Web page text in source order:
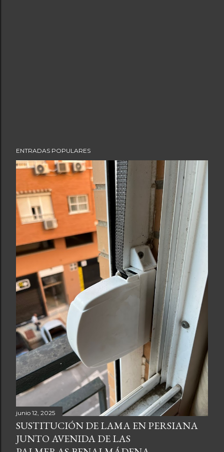
ENTRADAS POPULARES
junio 12, 2025
SUSTITUCIÓN DE LAMA EN PERSIANA
JUNTO AVENIDA DE LAS